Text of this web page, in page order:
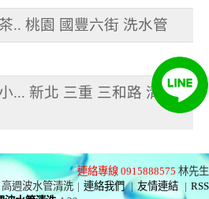
.. 桃園 國豐六街 洗水管
... 新北 三重 三和路 清洗
連絡專線 0915888575 林先生
週波水管清洗 | 連絡我們 | 友情連結 | RSS